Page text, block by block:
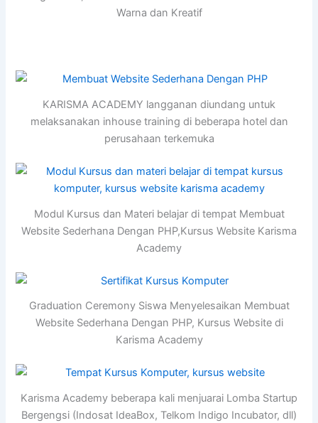
Warna dan Kreatif
KARISMA ACADEMY langganan diundang untuk
melaksanakan inhouse training di beberapa hotel dan
perusahaan terkemuka
Modul Kursus dan Materi belajar di tempat Membuat
Website Sederhana Dengan PHP,Kursus Website Karisma
Academy
Graduation Ceremony Siswa Menyelesaikan Membuat
Website Sederhana Dengan PHP, Kursus Website di
Karisma Academy
Karisma Academy beberapa kali menjuarai Lomba Startup
Bergengsi (Indosat IdeaBox, Telkom Indigo Incubator, dll)